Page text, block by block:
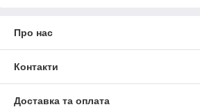
Про нас
Контакти
Доставка та оплата